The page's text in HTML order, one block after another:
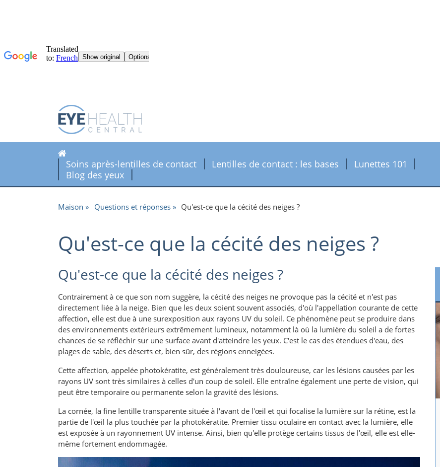
Soins après-lentilles de contact Lentilles de contact : les bases
Lunettes 101
Blog des yeux
Maison Questions et réponses Qu'est-ce que la cécité des neiges ?
Qu'est-ce que la cécité des neiges ?
Qu'est-ce que la cécité des neiges ?
Contrairement à ce que son nom suggère, la cécité des neiges ne provoque pas la cécité et n'est pas
directement liée à la neige. Bien que les deux soient souvent associés, d'où l'appellation courante de cette
affection, elle est due à une surexposition aux rayons UV du soleil. Ce phénomène peut se produire dans
des environnements extérieurs extrêmement lumineux, notamment là où la lumière du soleil a de fortes
chances de se réfléchir sur une surface avant d'atteindre les yeux. C'est le cas des étendues d'eau, des
plages de sable, des déserts et, bien sûr, des régions enneigées.
Cette affection, appelée photokératite, est généralement très douloureuse, car les lésions causées par les
rayons UV sont très similaires à celles d'un coup de soleil. Elle entraîne également une perte de vision, qui
peut être temporaire ou permanente selon la gravité des lésions.
La cornée, la fine lentille transparente située à l'avant de l'œil et qui focalise la lumière sur la rétine, est la
partie de l'œil la plus touchée par la photokératite. Premier tissu oculaire en contact avec la lumière, elle
est exposée à un rayonnement UV intense. Ainsi, bien qu'elle protège certains tissus de l'œil, elle est elle-
même fortement endommagée.